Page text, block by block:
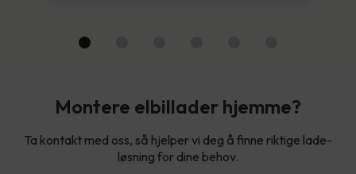
Montere elbillader hjemme?
Ta kontakt med oss, så hjelper vi deg å finne riktige lade-
løsning for dine behov.